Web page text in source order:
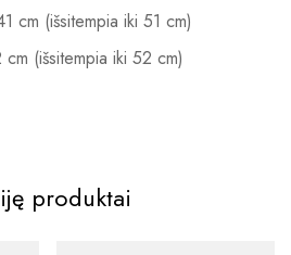
cm (išsitempia iki 51 cm)
(išsitempia iki 52 cm)
produktai